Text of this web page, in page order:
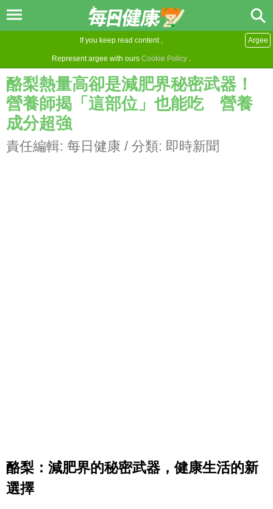
If you keep read content ,
Represent argee with ours Cookie Policy .
Argee
酪梨熱量高卻是減肥界秘密武器！
營養師揭「這部位」也能吃 營養
成分超強
責任編輯: 每日健康 / 分類: 即時新聞
酪梨：減肥界的秘密武器，健康生活的新
選擇